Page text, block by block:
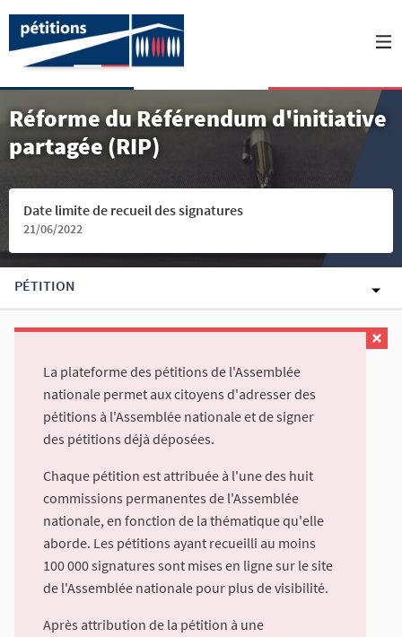
Réforme du Référendum d'initiative
partagée (RIP)
Date limite de recueil des signatures
21/06/2022
PÉTITION
La plateforme des pétitions de l'Assemblée
nationale permet aux citoyens d'adresser des
pétitions à l'Assemblée nationale et de signer
des pétitions déjà déposées.
Chaque pétition est attribuée à l'une des huit
commissions permanentes de l'Assemblée
nationale, en fonction de la thématique qu'elle
aborde. Les pétitions ayant recueilli au moins
100 000 signatures sont mises en ligne sur le site
de l'Assemblée nationale pour plus de visibilité.
Après attribution de la pétition à une